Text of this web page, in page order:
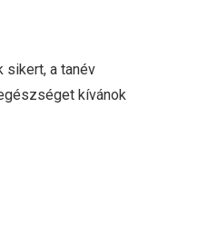
sikert, a tanév
kívánok